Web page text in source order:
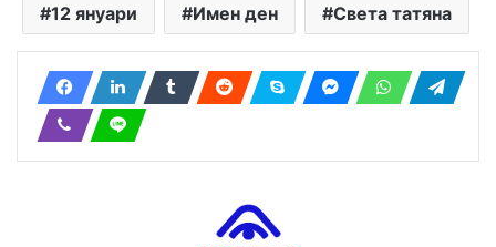
12 януари Имен ден Света татяна